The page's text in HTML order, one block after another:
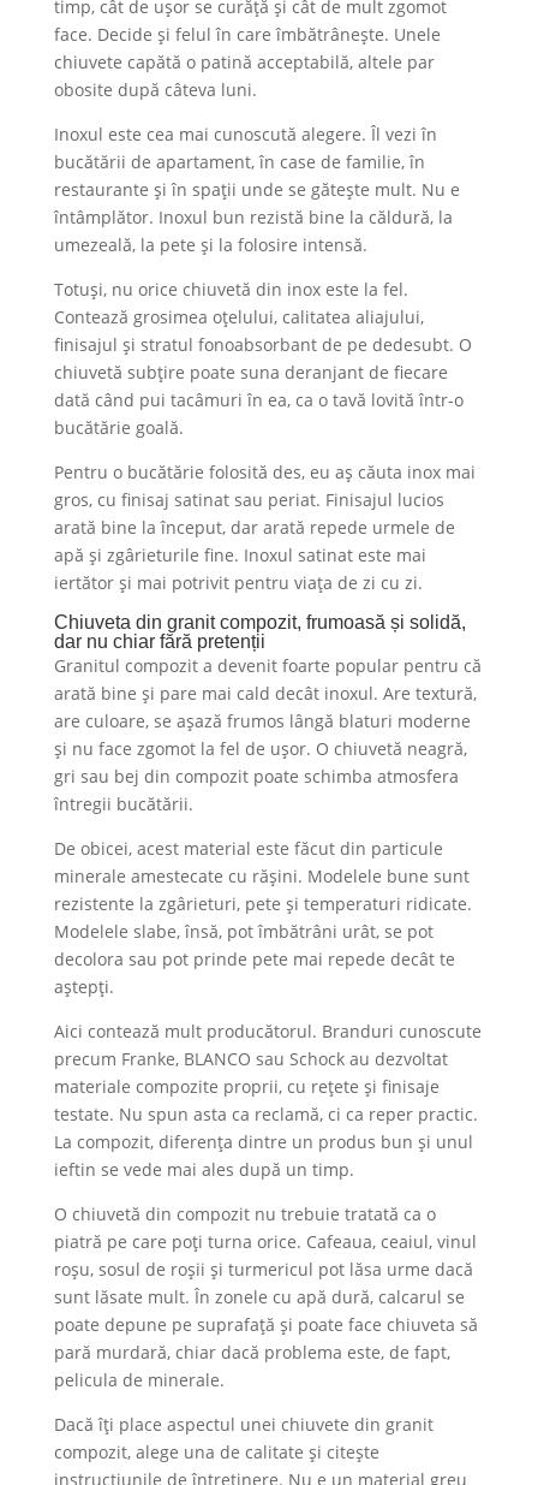
timp, cât de ușor se curăță și cât de mult zgomot
face. Decide și felul în care îmbătrânește. Unele
chiuvete capătă o patină acceptabilă, altele par
obosite după câteva luni.
Inoxul este cea mai cunoscută alegere. Îl vezi în
bucătării de apartament, în case de familie, în
restaurante și în spații unde se gătește mult. Nu e
întâmplător. Inoxul bun rezistă bine la căldură, la
umezeală, la pete și la folosire intensă.
Totuși, nu orice chiuvetă din inox este la fel.
Contează grosimea oțelului, calitatea aliajului,
finisajul și stratul fonoabsorbant de pe dedesubt. O
chiuvetă subțire poate suna deranjant de fiecare
dată când pui tacâmuri în ea, ca o tavă lovită într-o
bucătărie goală.
Pentru o bucătărie folosită des, eu aș căuta inox mai
gros, cu finisaj satinat sau periat. Finisajul lucios
arată bine la început, dar arată repede urmele de
apă și zgârieturile fine. Inoxul satinat este mai
iertător și mai potrivit pentru viața de zi cu zi.
Chiuveta din granit compozit, frumoasă și solidă,
dar nu chiar fără pretenții
Granitul compozit a devenit foarte popular pentru că
arată bine și pare mai cald decât inoxul. Are textură,
are culoare, se așază frumos lângă blaturi moderne
și nu face zgomot la fel de ușor. O chiuvetă neagră,
gri sau bej din compozit poate schimba atmosfera
întregii bucătării.
De obicei, acest material este făcut din particule
minerale amestecate cu rășini. Modelele bune sunt
rezistente la zgârieturi, pete și temperaturi ridicate.
Modelele slabe, însă, pot îmbătrâni urât, se pot
decolora sau pot prinde pete mai repede decât te
aștepți.
Aici contează mult producătorul. Branduri cunoscute
precum Franke, BLANCO sau Schock au dezvoltat
materiale compozite proprii, cu rețete și finisaje
testate. Nu spun asta ca reclamă, ci ca reper practic.
La compozit, diferența dintre un produs bun și unul
ieftin se vede mai ales după un timp.
O chiuvetă din compozit nu trebuie tratată ca o
piatră pe care poți turna orice. Cafeaua, ceaiul, vinul
roșu, sosul de roșii și turmericul pot lăsa urme dacă
sunt lăsate mult. În zonele cu apă dură, calcarul se
poate depune pe suprafață și poate face chiuveta să
pară murdară, chiar dacă problema este, de fapt,
pelicula de minerale.
Dacă îți place aspectul unei chiuvete din granit
compozit, alege una de calitate și citește
instrucțiunile de întreținere. Nu e un material greu